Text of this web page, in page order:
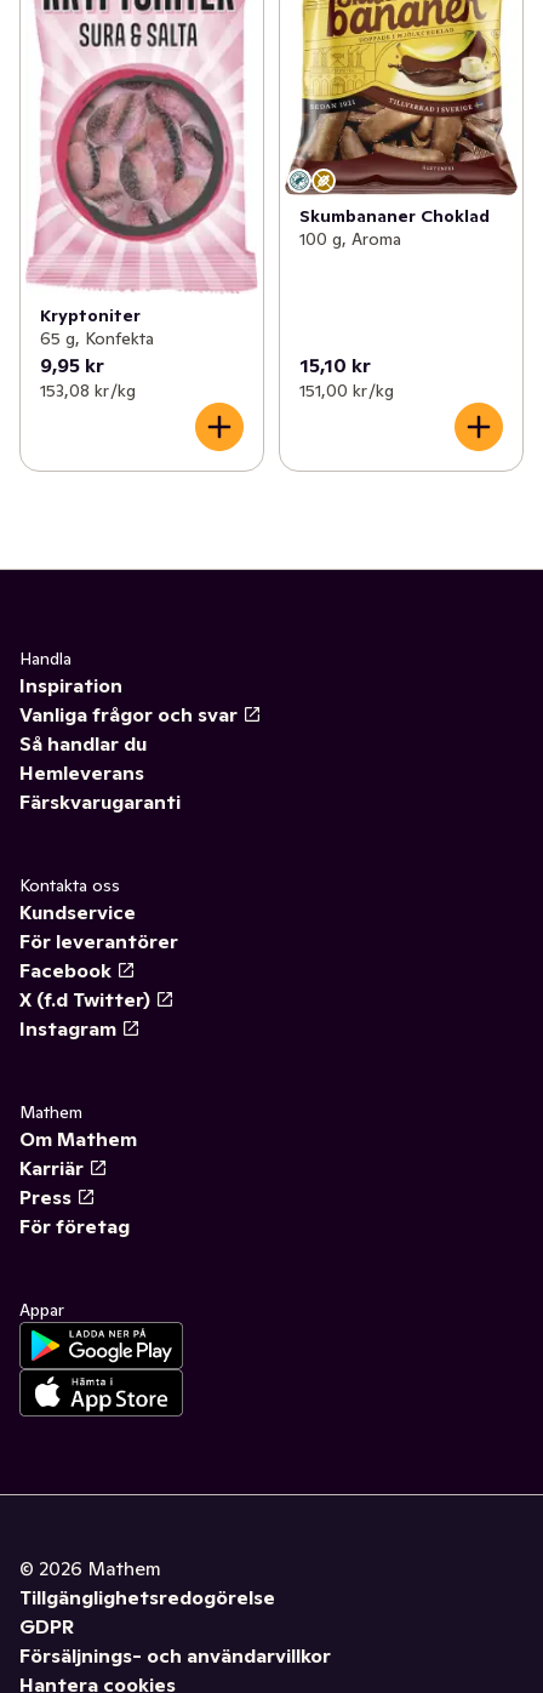
Kryptoniter
65 g, Konfekta
9,95 kr
153,08 kr /kg
Skumbananer Choklad
100 g, Aroma
15,10 kr
151,00 kr /kg
Handla
Inspiration
Vanliga frågor och svar
Så handlar du
Hemleverans
Färskvarugaranti
Kontakta oss
Kundservice
För leverantörer
Facebook
X (f.d Twitter)
Instagram
Mathem
Om Mathem
Karriär
Press
För företag
Appar
© 2026 Mathem
Tillgänglighetsredogörelse
GDPR
Försäljnings- och användarvillkor
Hantera cookies